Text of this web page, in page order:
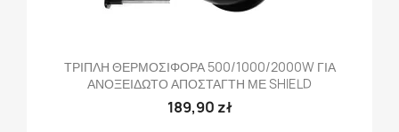
ΤΡΙΠΛΗ ΘΕΡΜΟΣΙΦΟΡΑ 500/1000/2000W ΓΙΑ
ΑΝΟΞΕΙΔΩΤΟ ΑΠΟΣΤΑΓΤΗ ΜΕ SHIELD
189,90 zł